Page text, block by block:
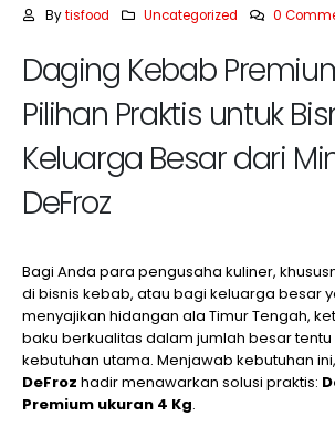
By tisfood Uncategorized 0
Daging Kebab
Pilihan Praktis untuk
Keluarga Besar dari
DeFroz
Bagi Anda para pengusaha kuliner,
di bisnis kebab, atau bagi keluarga besar
menyajikan hidangan ala Timur Tengah,
baku berkualitas dalam jumlah besar
kebutuhan utama. Menjawab kebutuhan
DeFroz hadir menawarkan solusi praktis:
Premium ukuran 4 Kg.